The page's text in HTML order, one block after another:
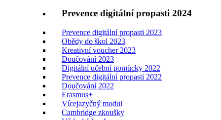
Prevence digitální propasti 2024
Prevence digitální propasti 2023
Obědy do škol 2023
Kreativní voucher 2023
Doučování 2023
Digitální učební pomůcky 2022
Prevence digitální propasti 2022
Doučování 2022
Erasmus+
Vícejazyčný modul
Cambridge zkoušky